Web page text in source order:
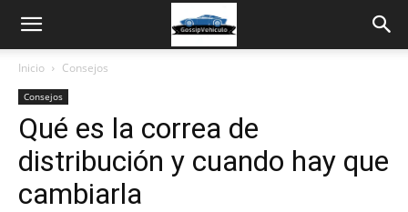
Inicio Consejos
Consejos
Qué es la correa de
distribución y cuando hay que
cambiarla